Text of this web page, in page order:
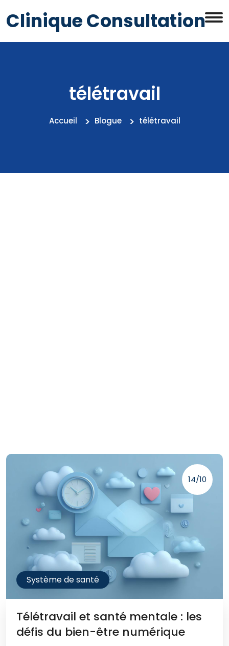
Clinique Consultation
télétravail
Accueil Blogue télétravail
14/10
Système de santé
Télétravail et santé mentale : les
défis du bien-être numérique